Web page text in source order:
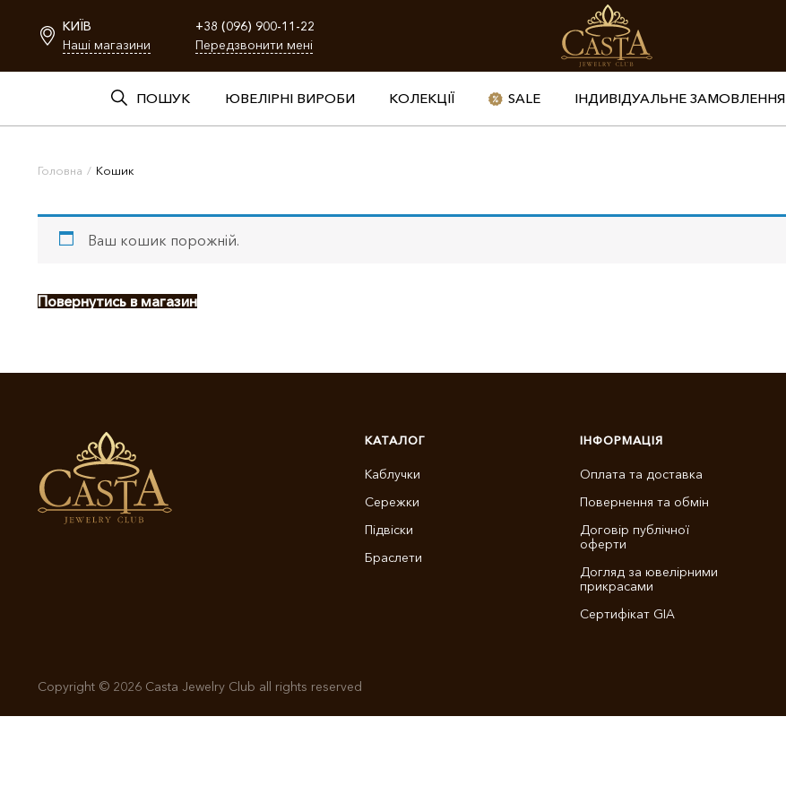
КИЇВ
Наші магазини
+38 (096) 900-11-22
Передзвонити мені
ПОШУК ЮВЕЛІРНІ ВИРОБИ КОЛЕКЦІЇ SALE ІНДИВІДУАЛЬНЕ ЗАМОВЛЕННЯ
Головна / Кошик
Ваш кошик порожній.
Повернутись в магазин
КАТАЛОГ
Каблучки
Сережки
Підвіски
Браслети
ІНФОРМАЦІЯ
Оплата та доставка
Повернення та обмін
Договір публічної
оферти
Догляд за ювелірними
прикрасами
Сертифікат GIA
Copyright © 2026 Casta Jewelry Club all rights reserved